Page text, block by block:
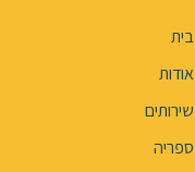
בית
אודות
שירותים
ספריה